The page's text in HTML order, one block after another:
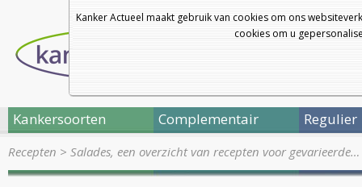
Kanker Actueel maakt gebruik van cookies om ons
cookies om u
Kankersoorten Complementair Regulier
Recepten > Salades, een overzicht van recepten voor gevarieerde…